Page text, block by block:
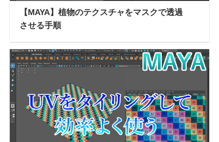
【MAYA】植物のテクスチャをマスクで透過
させる手順